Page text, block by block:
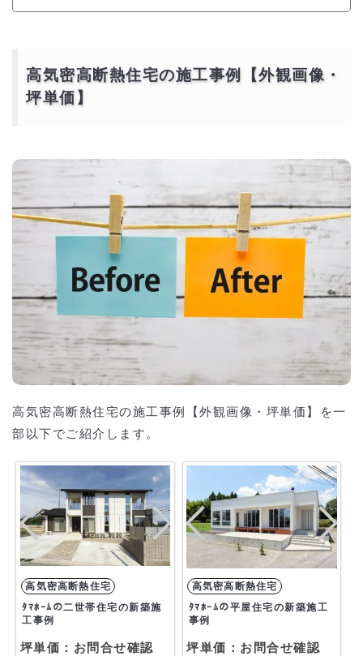
高気密高断熱住宅の施工事例【外観画像・
坪単価】
高気密高断熱住宅の施工事例【外観画像・坪単価】を一
部以下でご紹介します。
ﾀﾏﾎｰﾑの二世帯住宅の新築施
工事例
坪単価：お問合せ確認
ﾀﾏﾎｰﾑの平屋住宅の新築施工
事例
坪単価：お問合せ確認